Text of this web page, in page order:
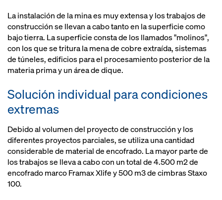
La instalación de la mina es muy extensa y los trabajos de
construcción se llevan a cabo tanto en la superficie como
bajo tierra. La superficie consta de los llamados "molinos",
con los que se tritura la mena de cobre extraída, sistemas
de túneles, edificios para el procesamiento posterior de la
materia prima y un área de dique.
Solución individual para condiciones
extremas
Debido al volumen del proyecto de construcción y los
diferentes proyectos parciales, se utiliza una cantidad
considerable de material de encofrado. La mayor parte de
los trabajos se lleva a cabo con un total de 4.500 m2 de
encofrado marco Framax Xlife y 500 m3 de cimbras Staxo
100.